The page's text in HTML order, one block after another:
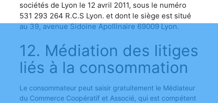
sociétés de Lyon le 12 avril 2011, sous le numéro
531 293 264 R.C.S Lyon. et dont le siège est situé
au 39, avenue Sidoine Apollinaire 69009 Lyon.
12. Médiation des litiges
liés à la consommation
Le consommateur peut saisir gratuitement le Médiateur
du Commerce Coopératif et Associé, qui est compétent